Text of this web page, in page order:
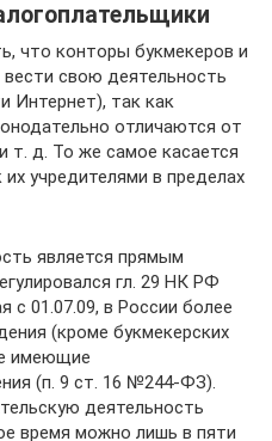
что конторы букмекеров и
свою деятельность
Интернет), так как
отличаются от
т. д. То же самое касается
учредителями в пределах
является прямым
гл. 29 НК РФ
с 01.07.09, в России более
(кроме букмекерских
имеющие
(п. 9 ст. 16 №244-ФЗ).
деятельность
время можно лишь в пяти